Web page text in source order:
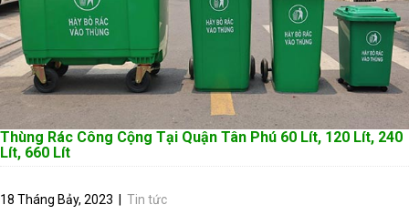
Thùng Rác Công Cộng Tại Quận Tân Phú 60 Lít, 120 Lít, 240
Lít, 660 Lít
18 Tháng Bảy, 2023
Tin tức